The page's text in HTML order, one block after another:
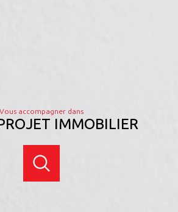
Vous accompagner dans
IMMOBILIER